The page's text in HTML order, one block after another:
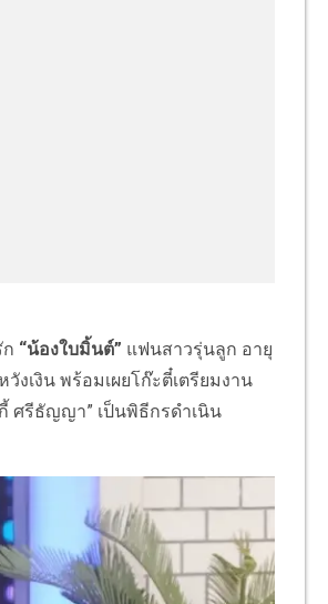
“น้องใบมิ้นต์” แฟนสาวรุ่นลูก อายุ
งเงิน พร้อมเผยโก๊ะตี๋เตรียมงาน
ศรีธัญญา” เป็นพิธีกรดำเนิน